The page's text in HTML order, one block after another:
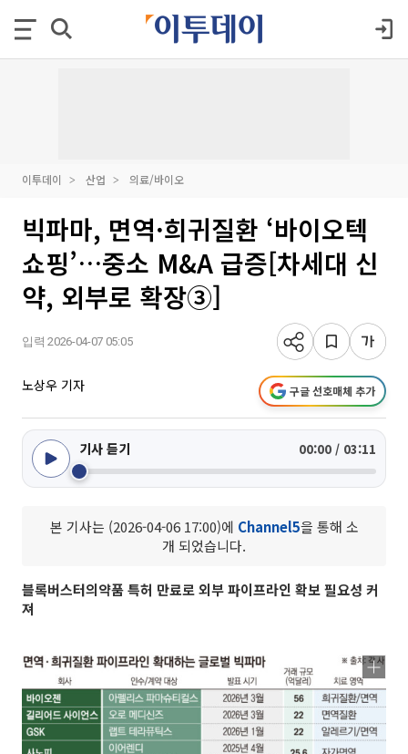
이투데이 산업 의료/바이오
빅파마, 면역·희귀질환 ‘바이오텍
쇼핑’…중소 M&A 급증[차세대 신
약, 외부로 확장③]
입력 2026-04-07 05:05
노상우 기자 구글 선호매체 추가
기사 듣기 00:00 / 03:11
본 기사는 (2026-04-06 17:00)에 Channel5을 통해 소
개 되었습니다.
블록버스터의약품 특허 만료로 외부 파이프라인 확보 필요성 커
져